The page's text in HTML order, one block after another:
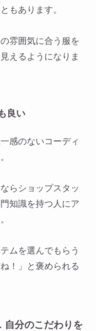
もあります。
雰囲気に合う服を
えるようになりま
良い
感のないコーディ
らショップスタッ
知識を持つ人にア
ムを選んでもらう
！」と褒められる
自分のこだわりを